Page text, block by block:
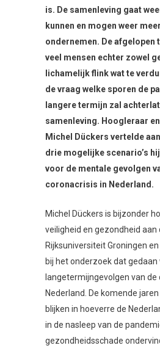
is. De samenleving gaat
kunnen en mogen weer
ondernemen. De afgelopen
veel mensen echter zowel
lichamelijk flink wat te
de vraag welke sporen de
langere termijn zal
samenleving. Hoogleraar
Michel Dückers vertelde aan
drie mogelijke scenario’s
voor de mentale gevolgen
coronacrisis in Nederland.
Michel Dückers is bijzonder
veiligheid en gezondheid aan
Rijksuniversiteit Groningen
bij het onderzoek dat
langetermijngevolgen van de
Nederland. De komende
blijken in hoeverre de
in de nasleep van de
gezondheidsschade